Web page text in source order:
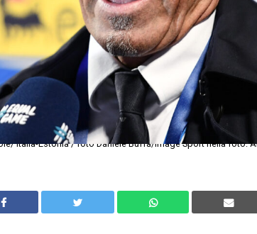
Italia-Estonia / foto Daniele Buffa/Image Sport nella foto: